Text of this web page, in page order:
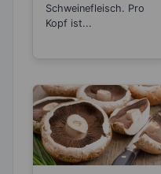
Schweinefleisch. Pro
Kopf ist...